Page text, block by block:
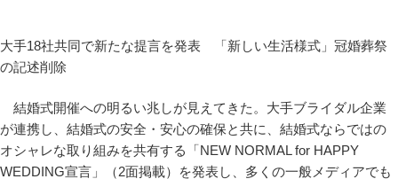
大手18社共同で新たな提言を発表 「新しい生活様式」冠婚葬祭
の記述削除
結婚式開催への明るい兆しが見えてきた。大手ブライダル企業
が連携し、結婚式の安全・安心の確保と共に、結婚式ならではの
オシャレな取り組みを共有する「NEW NORMAL for HAPPY
WEDDING宣言」（2面掲載）を発表し、多くの一般メディアでも